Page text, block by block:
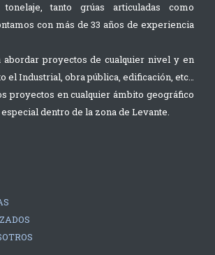
tanto grúas articuladas como
con más de 33 años de experiencia
abordar proyectos de cualquier nivel y en
el Industrial, obra pública, edificación, etc…
proyectos en cualquier ámbito geográfico
dentro de la zona de Levante.